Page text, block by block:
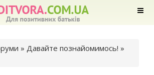
» Давайте познайомимось! »